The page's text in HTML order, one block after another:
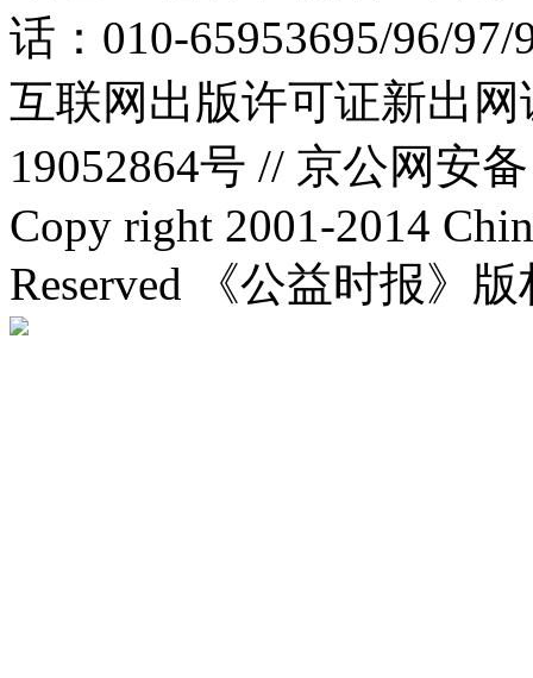
话：010-65953695/96/
互联网出版许可证新出
19052864号 // 京公网安
Copy right 2001-2014
Reserved 《公益时报》